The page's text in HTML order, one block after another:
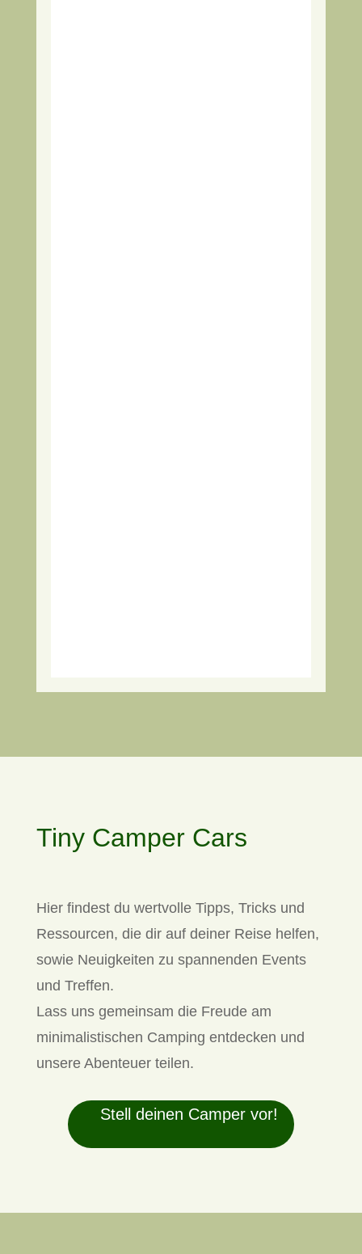
Tiny Camper Cars
Hier findest du wertvolle Tipps, Tricks und
Ressourcen, die dir auf deiner Reise helfen,
sowie Neuigkeiten zu spannenden Events
und Treffen.
Lass uns gemeinsam die Freude am
minimalistischen Camping entdecken und
unsere Abenteuer teilen.
Stell deinen Camper vor!